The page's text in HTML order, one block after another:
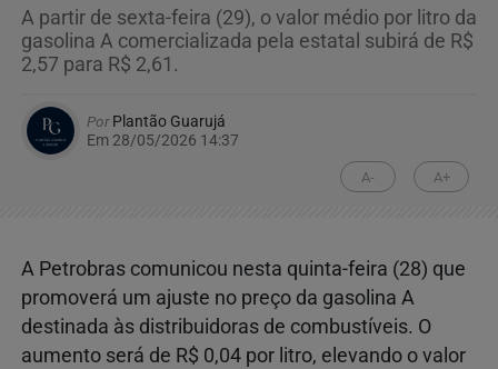
A partir de sexta-feira (29), o valor médio por litro da
gasolina A comercializada pela estatal subirá de R$
2,57 para R$ 2,61.
PorPlantão Guarujá
Em 28/05/2026 14:37
A- A+
A Petrobras comunicou nesta quinta-feira (28) que
promoverá um ajuste no preço da gasolina A
destinada às distribuidoras de combustíveis. O
aumento será de R$ 0,04 por litro, elevando o valor